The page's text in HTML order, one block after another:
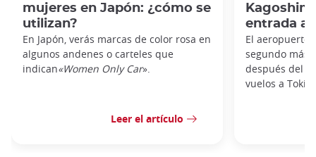
mujeres en Japón: ¿cómo se
utilizan?
En Japón, verás marcas de color rosa en
algunos andenes o carteles que
indican«Women Only Car».
Leer el artículo
entrada al
El aeropuerto
segundo más
después del
vuelos a